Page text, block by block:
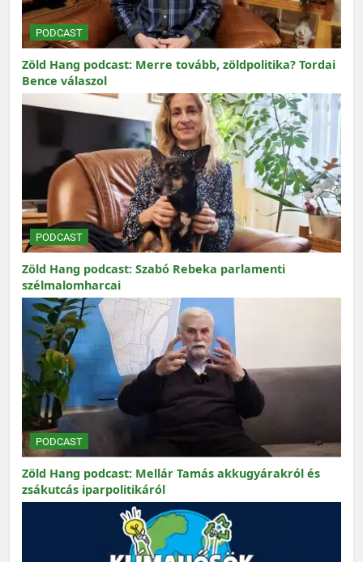
PODCAST
Zöld Hang podcast: Merre tovább, zöldpolitika? Tordai
Bence válaszol
PODCAST
Zöld Hang podcast: Szabó Rebeka parlamenti
szélmalomharcai
PODCAST
Zöld Hang podcast: Mellár Tamás akkugyárakról és
zsákutcás iparpolitikáról